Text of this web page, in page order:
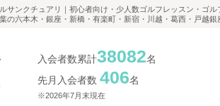
サンクチュアリ｜初心者向け・少人数ゴルフレッスン・ゴル
の六本木・銀座・新橋・有楽町・新宿・川越・葛西・戸越
入会者数累計38082名
先月入会者数 406名
※2026年7月末現在